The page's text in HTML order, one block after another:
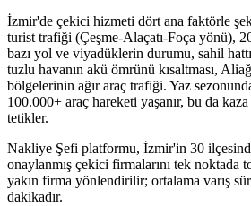
İzmir'de çekici hizmeti dört ana faktörle
turist trafiği (Çeşme-Alaçatı-Foça yönü),
bazı yol ve viyadüklerin durumu, sahil
tuzlu havanın akü ömrünü kısaltması,
bölgelerinin ağır araç trafiği. Yaz
100.000+ araç hareketi yaşanır, bu da
tetikler.
Nakliye Şefi platformu, İzmir'in 30
onaylanmış çekici firmalarını tek noktada
yakın firma yönlendirilir; ortalama varış
dakikadır.